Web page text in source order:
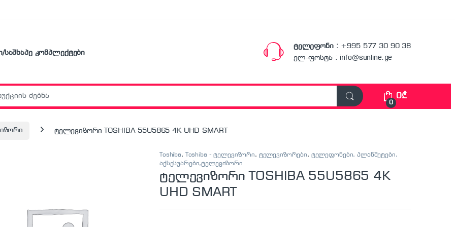
საშხაპე კომპლექტები
ტელეფონი : +995 577 30 90 38
ელ-ფოსტა : info@sunline.ge
0
0₾
ტელევიზორი TOSHIBA 55U5865 4K UHD SMART
Toshiba, Toshiba - ტელევიზორი, ტელევიზორები, ტელეფონები, პლანშეტები,
აქსესუარები,ტელევიზორი
ტელევიზორი TOSHIBA 55U5865 4K
UHD SMART